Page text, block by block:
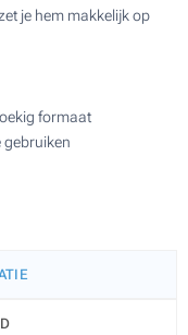
je hem makkelijk op
formaat
gebruiken